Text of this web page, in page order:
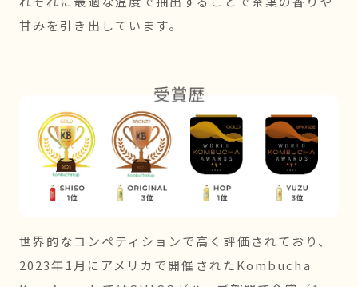
甘みを引き出しています。
世界的なコンペティションで高く評価されており、
2023年1月にアメリカで開催されたKombucha